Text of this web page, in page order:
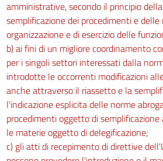
amministrative, secondo il principio
semplificazione dei procedimenti e
organizzazione e di esercizio delle
b) ai fini di un migliore coordinamento
per i singoli settori interessati dalla
introdotte le occorrenti modificazioni
anche attraverso il riassetto e la
l'indicazione esplicita delle norme
procedimenti oggetto di
le materie oggetto di delegificazione;
c) gli atti di recepimento di direttive